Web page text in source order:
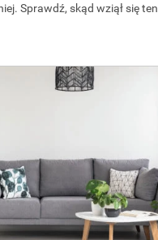
Sprawdź, skąd wziął się